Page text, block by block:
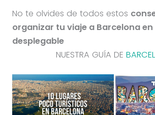
No te olvides de todos estos
organizar tu viaje a Barcelona
desplegable
NUESTRA GUÍA DE